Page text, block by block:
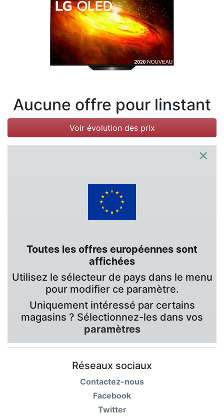
Aucune offre pour linstant
Voir évolution des prix
×
Toutes les offres européennes sont
affichées
Utilisez le sélecteur de pays dans le menu
pour modifier ce paramètre.
Uniquement intéressé par certains
magasins ? Sélectionnez-les dans vos
paramètres
Réseaux sociaux
Contactez-nous
Facebook
Twitter